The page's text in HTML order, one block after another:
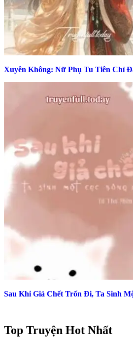
Xuyên Không: Nữ Phụ Tu Tiên Chỉ
Sau Khi Giả Chết Trốn Đi, Ta Sinh
Top Truyện Hot Nhất